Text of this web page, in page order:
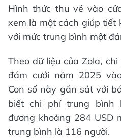
Hình thức thu vé vào
xem là một cách giúp tiết
với mức trung bình một
Theo dữ liệu của Zola,
đám cưới năm 2025
Con số này gần sát với
biết chi phí trung bình
đương khoảng 284 USD
trung bình là 116 người.